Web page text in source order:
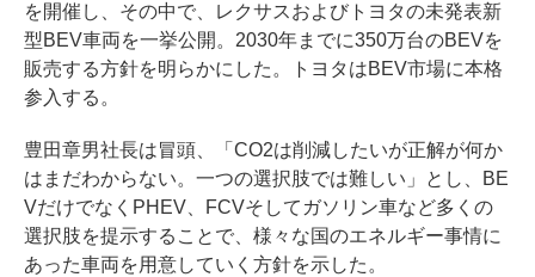
を開催し、その中で、レクサスおよびトヨタの未発表新
型BEV車両を一挙公開。2030年までに350万台のBEVを
販売する方針を明らかにした。トヨタはBEV市場に本格
参入する。
豊田章男社長は冒頭、「CO2は削減したいが正解が何か
はまだわからない。一つの選択肢では難しい」とし、BE
VだけでなくPHEV、FCVそしてガソリン車など多くの
選択肢を提示することで、様々な国のエネルギー事情に
あった車両を用意していく方針を示した。